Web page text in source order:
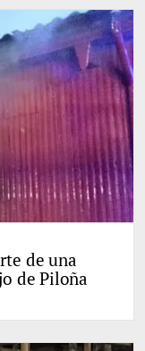
de una
de Piloña